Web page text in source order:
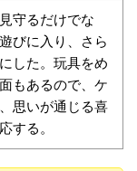
守るだけでな
びに入り、さら
した。玩具をめ
もあるので、ケ
思いが通じる喜
する。